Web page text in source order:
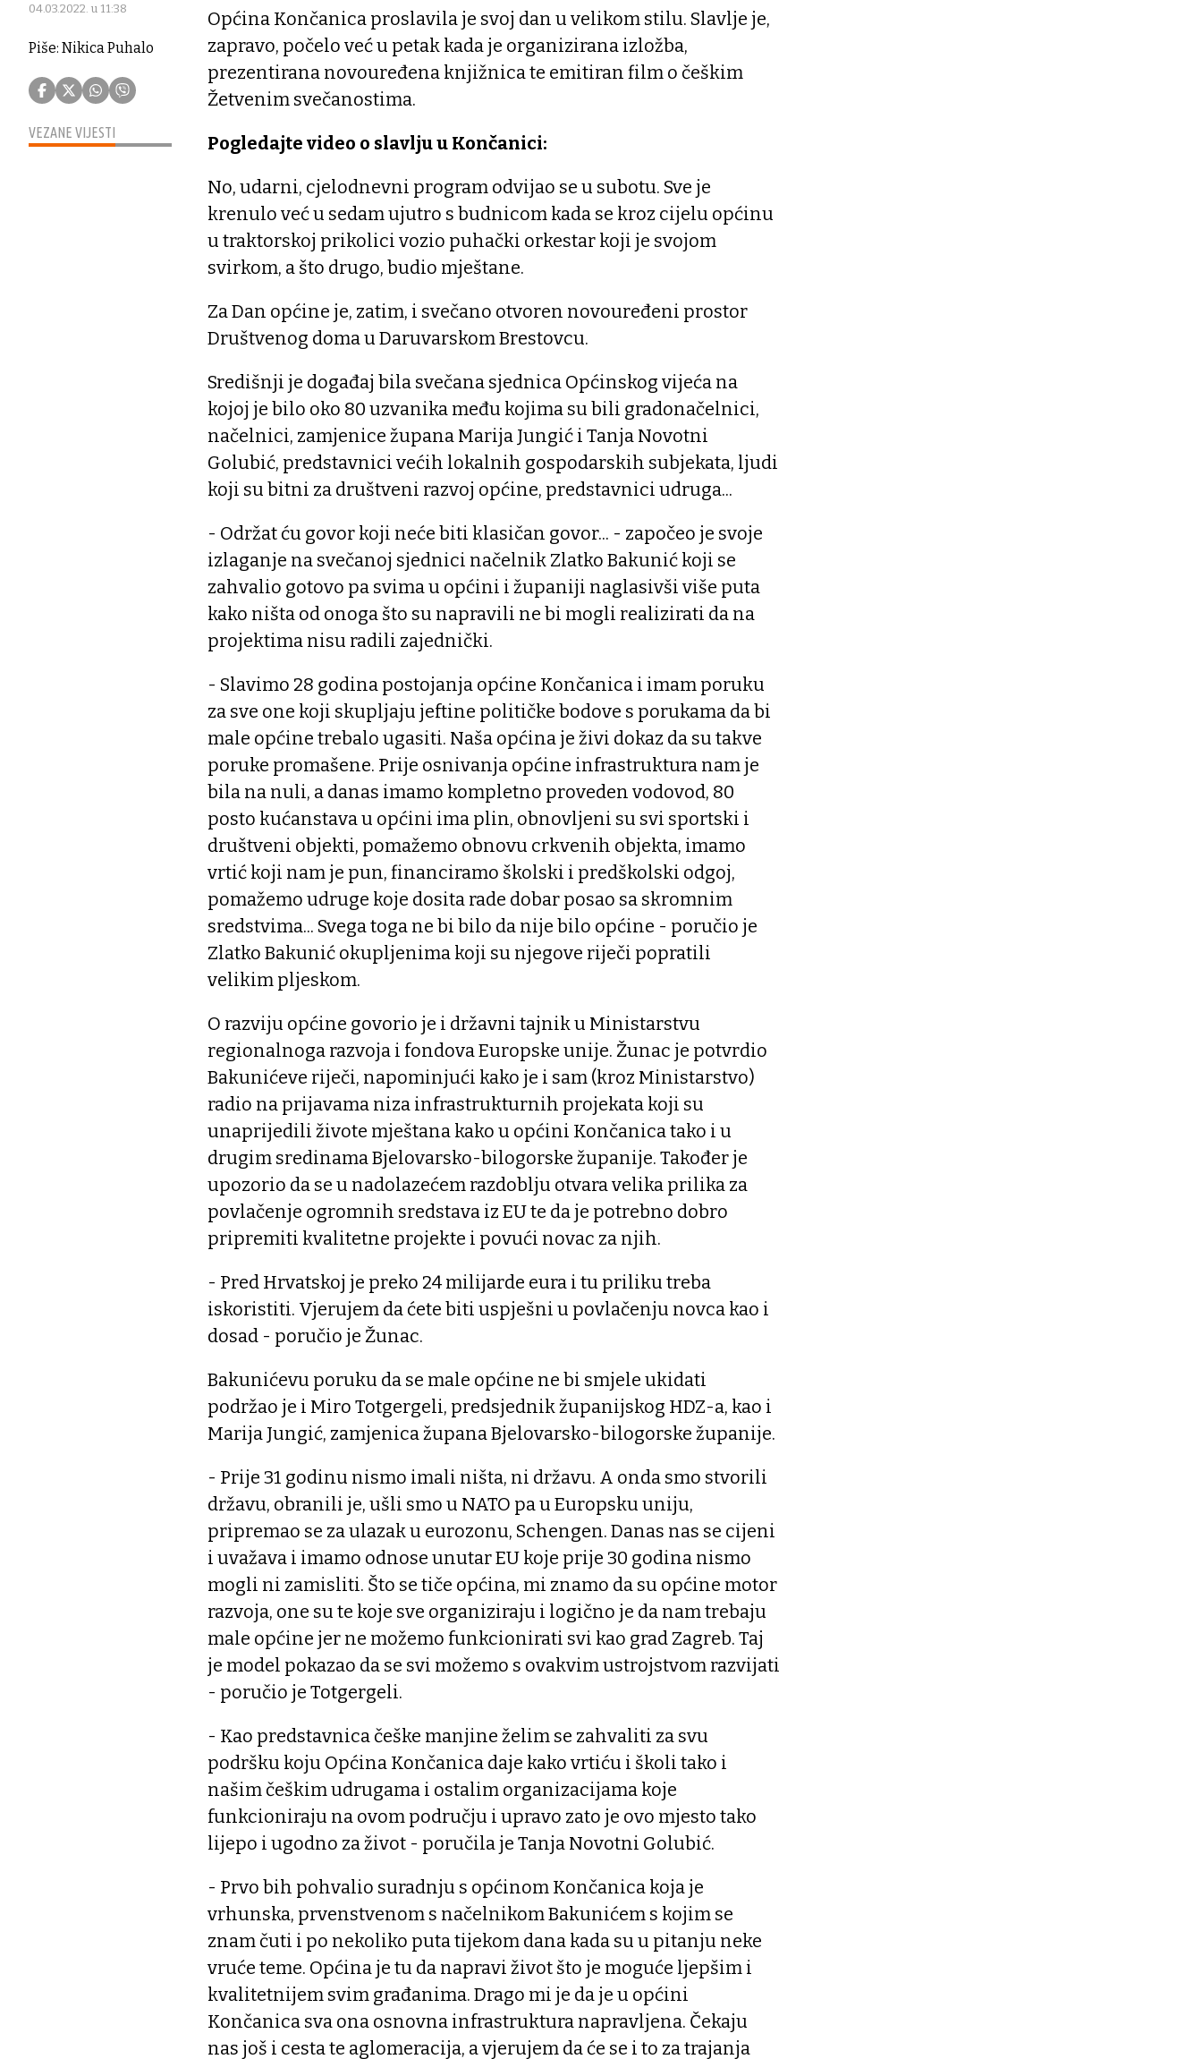
04.03.2022. u 11:38
Piše: Nikica Puhalo
VEZANE VIJESTI
Općina Končanica proslavila je svoj dan u velikom stilu. Slavlje je,
zapravo, počelo već u petak kada je organizirana izložba,
prezentirana novouređena knjižnica te emitiran film o češkim
Žetvenim svečanostima.
Pogledajte video o slavlju u Končanici:
No, udarni, cjelodnevni program odvijao se u subotu. Sve je
krenulo već u sedam ujutro s budnicom kada se kroz cijelu općinu
u traktorskoj prikolici vozio puhački orkestar koji je svojom
svirkom, a što drugo, budio mještane.
Za Dan općine je, zatim, i svečano otvoren novouređeni prostor
Društvenog doma u Daruvarskom Brestovcu.
Središnji je događaj bila svečana sjednica Općinskog vijeća na
kojoj je bilo oko 80 uzvanika među kojima su bili gradonačelnici,
načelnici, zamjenice župana Marija Jungić i Tanja Novotni
Golubić, predstavnici većih lokalnih gospodarskih subjekata, ljudi
koji su bitni za društveni razvoj općine, predstavnici udruga...
- Održat ću govor koji neće biti klasičan govor... - započeo je svoje
izlaganje na svečanoj sjednici načelnik Zlatko Bakunić koji se
zahvalio gotovo pa svima u općini i županiji naglasivši više puta
kako ništa od onoga što su napravili ne bi mogli realizirati da na
projektima nisu radili zajednički.
- Slavimo 28 godina postojanja općine Končanica i imam poruku
za sve one koji skupljaju jeftine političke bodove s porukama da bi
male općine trebalo ugasiti. Naša općina je živi dokaz da su takve
poruke promašene. Prije osnivanja općine infrastruktura nam je
bila na nuli, a danas imamo kompletno proveden vodovod, 80
posto kućanstava u općini ima plin, obnovljeni su svi sportski i
društveni objekti, pomažemo obnovu crkvenih objekta, imamo
vrtić koji nam je pun, financiramo školski i predškolski odgoj,
pomažemo udruge koje dosita rade dobar posao sa skromnim
sredstvima... Svega toga ne bi bilo da nije bilo općine - poručio je
Zlatko Bakunić okupljenima koji su njegove riječi popratili
velikim pljeskom.
O razviju općine govorio je i državni tajnik u Ministarstvu
regionalnoga razvoja i fondova Europske unije. Žunac je potvrdio
Bakunićeve riječi, napominjući kako je i sam (kroz Ministarstvo)
radio na prijavama niza infrastrukturnih projekata koji su
unaprijedili živote mještana kako u općini Končanica tako i u
drugim sredinama Bjelovarsko-bilogorske županije. Također je
upozorio da se u nadolazećem razdoblju otvara velika prilika za
povlačenje ogromnih sredstava iz EU te da je potrebno dobro
pripremiti kvalitetne projekte i povući novac za njih.
- Pred Hrvatskoj je preko 24 milijarde eura i tu priliku treba
iskoristiti. Vjerujem da ćete biti uspješni u povlačenju novca kao i
dosad - poručio je Žunac.
Bakunićevu poruku da se male općine ne bi smjele ukidati
podržao je i Miro Totgergeli, predsjednik županijskog HDZ-a, kao i
Marija Jungić, zamjenica župana Bjelovarsko-bilogorske županije.
- Prije 31 godinu nismo imali ništa, ni državu. A onda smo stvorili
državu, obranili je, ušli smo u NATO pa u Europsku uniju,
pripremao se za ulazak u eurozonu, Schengen. Danas nas se cijeni
i uvažava i imamo odnose unutar EU koje prije 30 godina nismo
mogli ni zamisliti. Što se tiče općina, mi znamo da su općine motor
razvoja, one su te koje sve organiziraju i logično je da nam trebaju
male općine jer ne možemo funkcionirati svi kao grad Zagreb. Taj
je model pokazao da se svi možemo s ovakvim ustrojstvom razvijati
- poručio je Totgergeli.
- Kao predstavnica češke manjine želim se zahvaliti za svu
podršku koju Općina Končanica daje kako vrtiću i školi tako i
našim češkim udrugama i ostalim organizacijama koje
funkcioniraju na ovom području i upravo zato je ovo mjesto tako
lijepo i ugodno za život - poručila je Tanja Novotni Golubić.
- Prvo bih pohvalio suradnju s općinom Končanica koja je
vrhunska, prvenstvenom s načelnikom Bakunićem s kojim se
znam čuti i po nekoliko puta tijekom dana kada su u pitanju neke
vruće teme. Općina je tu da napravi život što je moguće ljepšim i
kvalitetnijem svim građanima. Drago mi je da je u općini
Končanica sva ona osnovna infrastruktura napravljena. Čekaju
nas još i cesta te aglomeracija, a vjerujem da će se i to za trajanja